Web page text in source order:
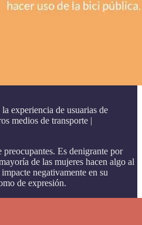
experiencia de usuarias de
medios de transporte |
preocupantes. Es denigrante por
de las mujeres hacen algo al
negativamente en su
de expresión.